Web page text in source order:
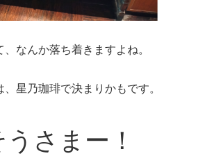
なんか落ち着きますよね。
星乃珈琲で決まりかもです。
さまー！